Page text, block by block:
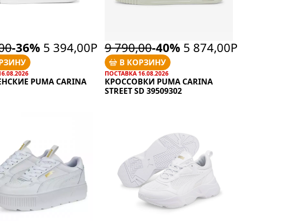
-36% 5 394,00Р
PUMA CARINA
9 790,00-40% 5 874,00Р
В КОРЗИНУ
ПОСТАВКА 16.08.2026
КРОССОВКИ PUMA CARINA
STREET SD 39509302